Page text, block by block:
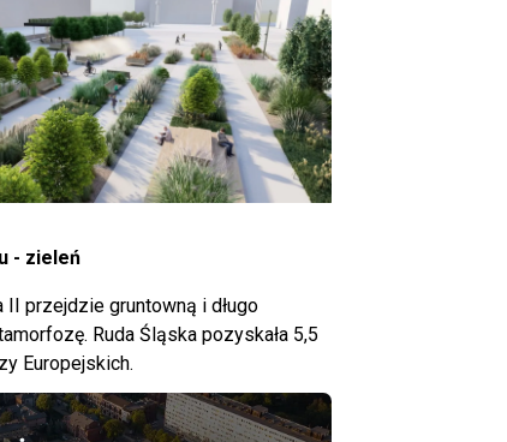
- zieleń
II przejdzie gruntowną i długo
Ruda Śląska pozyskała 5,5
Europejskich.